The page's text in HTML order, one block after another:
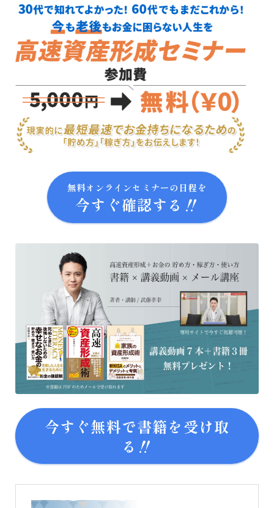
無料オンラインセミナーの日程を
今すぐ確認する‼
今すぐ無料で書籍を受け取
る‼